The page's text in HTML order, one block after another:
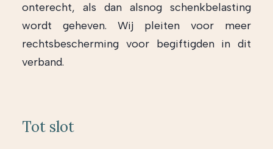
onterecht, als dan alsnog schenkbelasting
wordt geheven. Wij pleiten voor meer
rechtsbescherming voor begiftigden in dit
verband.
Tot slot